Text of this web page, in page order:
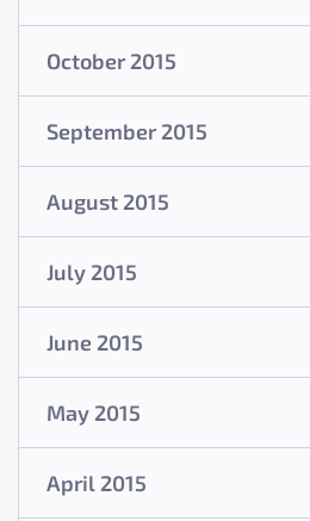
October 2015
September 2015
August 2015
July 2015
June 2015
May 2015
April 2015